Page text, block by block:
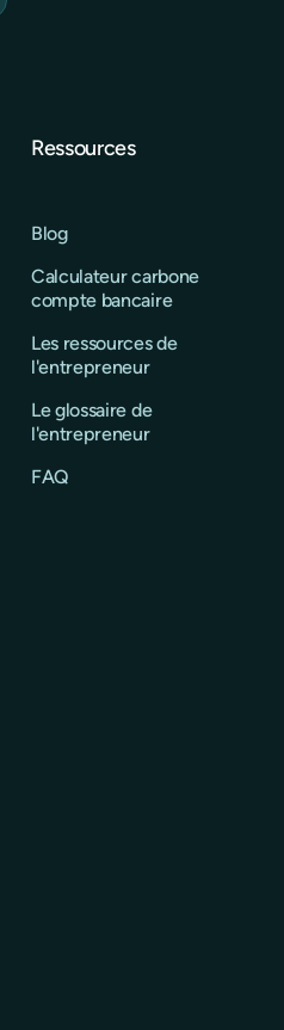
Ressources
Blog
Calculateur carbone
compte bancaire
Les ressources de
l'entrepreneur
Le glossaire de
l'entrepreneur
FAQ